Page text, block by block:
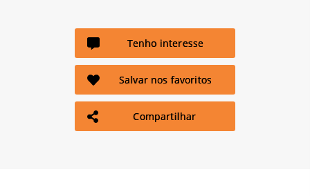
Tenho interesse
Salvar nos favoritos
Compartilhar